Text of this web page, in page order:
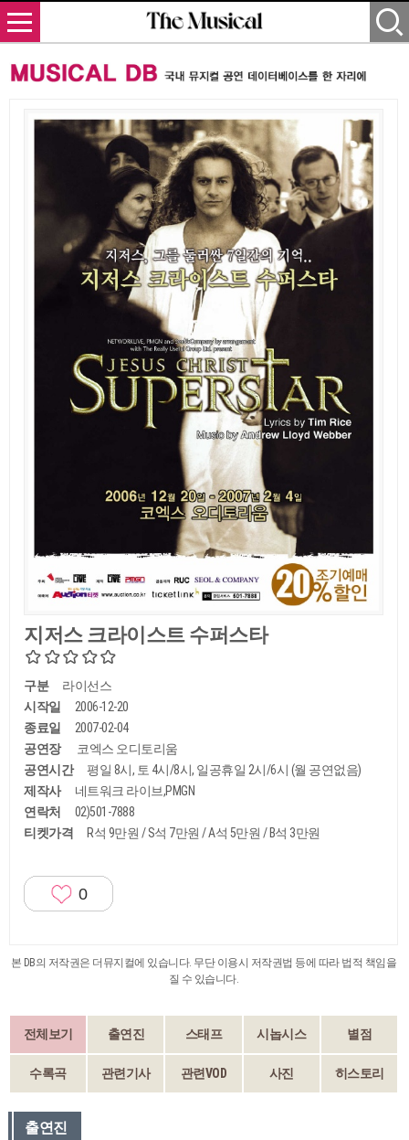
지저스 크라이스트 수퍼스타
구분
라이선스
시작일
2006-12-20
종료일
2007-02-04
공연장
코엑스 오디토리움
공연시간
평일 8시, 토 4시/8시, 일공휴일 2시/6시 (월 공연없음)
제작사
네트워크 라이브,PMGN
연락처
02)501-7888
티켓가격
R석 9만원 / S석 7만원 / A석 5만원 / B석 3만원
0
본 DB의 저작권은 더뮤지컬에 있습니다. 무단 이용시 저작권법 등에 따라 법적 책임을
질 수 있습니다.
전체보기 출연진 스태프 시놉시스 별점
수록곡 관련기사 관련VOD 사진 히스토리
출연진